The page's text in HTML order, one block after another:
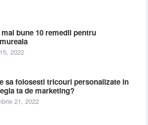
mai bune 10 remedii pentru
2022
sa folosesti tricouri personalizate in
ta de marketing?
21, 2022